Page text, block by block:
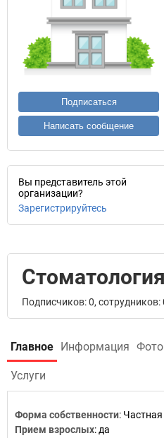
Подписаться
Написать сообщение
Вы представитель этой
организации?
Зарегистрируйтесь
Подписчиков: 0, сотрудников:
Главное Информация Фото
Услуги
Форма собственности: Частная
Прием взрослых: да